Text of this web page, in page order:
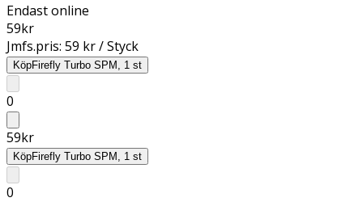
Endast online
59kr
Jmfs.pris: 59 kr / Styck
KöpFirefly Turbo SPM, 1 st
0
59kr
KöpFirefly Turbo SPM, 1 st
0